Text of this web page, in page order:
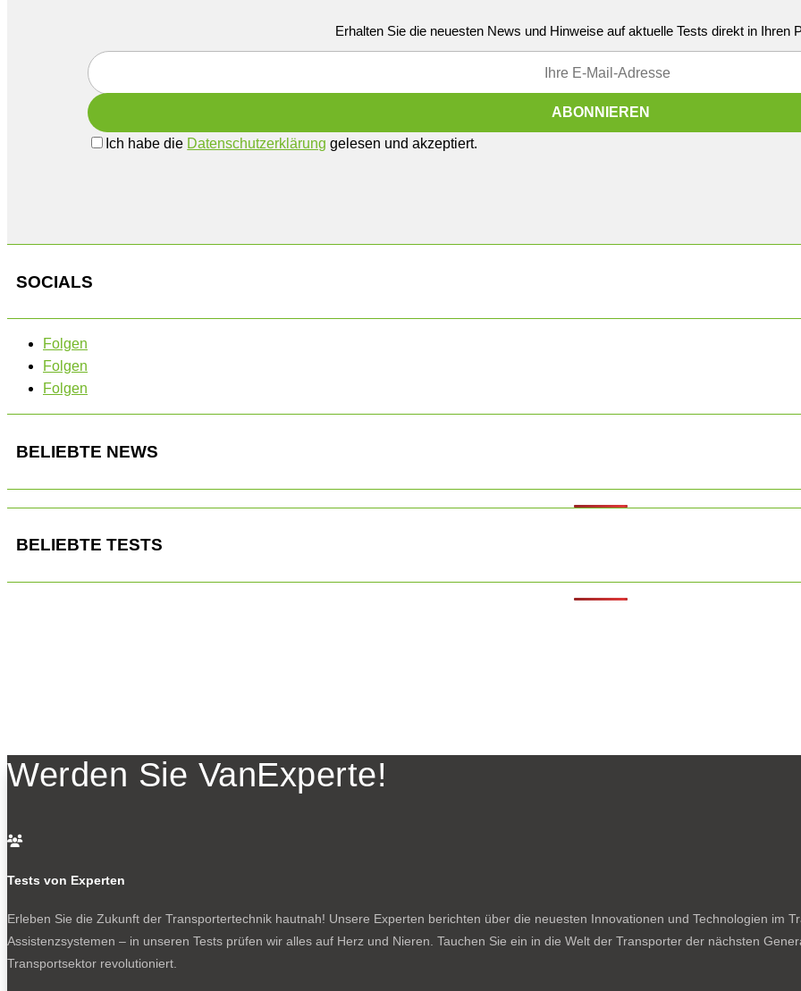
Erhalten Sie die neuesten News und Hinweise auf aktuelle Tests direkt in Ihren
Ich habe die Datenschutzerklärung gelesen und akzeptiert.
SOCIALS
Folgen
Folgen
Folgen
BELIEBTE NEWS
BELIEBTE TESTS
Werden Sie VanExperte!

Tests von Experten
Erleben Sie die Zukunft der Transportertechnik hautnah! Unsere Experten berichten über die neuesten Innovationen und Technologien im
Assistenzsystemen – in unseren Tests prüfen wir alles auf Herz und Nieren. Tauchen Sie ein in die Welt der Transporter der nächsten
Transportsektor revolutioniert.